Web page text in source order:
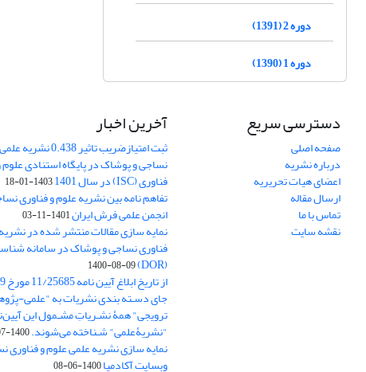
دوره 2 (1391)
دوره 1 (1390)
دسترسی سریع
صفحه اصلی
درباره نشریه
اعضای هیات تحریریه
ارسال مقاله
تماس با ما
نقشه سایت
آخرین اخبار
ثبت امتیازضریب تاثیر
نساجی و پوشاک در پایگاه استنادی
فناوری (ISC) در سال 1401 1403-01-18
تفاهم نامه بین نشریه علوم و فناوری
انجمن علمی فرش ایران1401-11-03
نمایه سازی مقالات منتشر شده در
فناوری نساجی و پوشاک در سامانه
(DOR)
1400-08-09
جای دسـته بندی نشریات به "علمی-
ترویجی" همۀ نشـریاتِ مشـمول این
"نشریۀعلمی" شـناخته می‌شوند.1400-07-18
نمایه سازی نشریه علمی علوم و
وبسایت آکادمیا1400-06-08